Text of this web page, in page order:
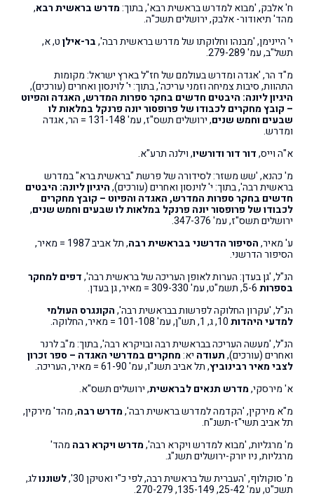
ח' אלבק, 'מבוא למדרש בראשית רבא', בתוך:מדרש בראשית רבא,
מהד' תיאודור- אלבק, ירושלים תשכ"ה.
י' היינימן, 'מבנהו וחלוקתו של מדרש בראשית רבה',בר-אילןט, א,
תשל"ב, עמ' 279-289.
מ"ד הר, 'אגדה ומדרש בעולמם של חז"ל בארץ ישראל: מקומות
התהוות, סיבות צמיחה וזמני עריכה', בתוך: י' לוינסון ואחרים (עורכים),
היגיון ליונה: היבטים חדשים בחקר ספרות המדרש, האגדה והפיוט
– קובץ מחקרים לכבודו של פרופסור יונה פרנקל במלאות לו
שבעים וחמש שנים , ירושלים תשס"ז, עמ' 131-148 = הר, אגדה
ומדרש.
א"ה וייס,דור דור ודורשיו, וילנה תרע"א.
מ' כהנא, 'שש משזר: לסידורה של פרשת "בראשית ברא" במדרש
בראשית רבה', בתוך: י' לוינסון ואחרים (עורכים),היגיון ליונה: היבטים
חדשים בחקר ספרות המדרש, האגדה והפיוט – קובץ מחקרים
לכבודו של פרופסור יונה פרנקל במלאות לו שבעים וחמש שנים,
ירושלים תשס"ז, עמ' 347-376.
ע' מאיר,הסיפור הדרשני בבראשית רבה , תל אביב 1987 = מאיר,
הסיפור הדרשני.
הנ"ל, 'גן בעדן: הערות לאופן העריכה של בראשית רבה',דפים למחקר
בספרות
הנ"ל, 'עקרון החלוקה לפרשות בבראשית רבה',הקונגרס העולמי
למדעי היהדות10, ג, 1, תש"ן, עמ' 101-108 = מאיר, החלוקה.
הנ"ל, 'מעשה העריכה בבראשית רבה ובויקרא רבה', בתוך: מ"ב לרנר
ואחרים (עורכים),תעודה יא:מחקרים במדרשי האגדה – ספר זכרון
לצבי מאיר רבינוביץ, תל אביב תשנ"ו, עמ' 61-90 = מאיר, העריכה.
א' מירסקי,מדרש תנאים לבראשית, ירושלים תשס"א.
מ"א מירקין, 'הקדמה למדרש בראשית רבה',מדרש רבה, מהד' מירקין,
תל אביב תשי"ז-תשנ"ח.
מ' מרגליות, 'מבוא למדרש ויקרא רבה',מדרש ויקרא רבה מהד'
מרגליות, ניו יורק-ירושלים תשנ"ג.
מ' סוקולוף, 'העברית של בראשית רבה, לפי כ"י ואטיקן 30',
לשוננולג,
תשכ"ט, עמ' 25-42, 135-149, 270-279.